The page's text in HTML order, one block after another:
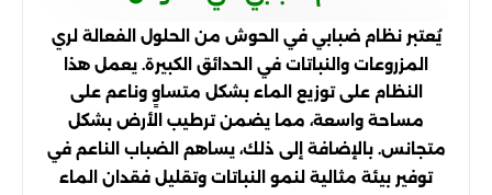
يُعتبر نظام ضبابي في الحوش من الحلول الفعالة لري
المزروعات والنباتات في الحدائق الكبيرة. يعمل هذا
النظام على توزيع الماء بشكل متساوٍ وناعم على
مساحة واسعة، مما يضمن ترطيب الأرض بشكل
متجانس. بالإضافة إلى ذلك، يساهم الضباب الناعم في
توفير بيئة مثالية لنمو النباتات وتقليل فقدان الماء